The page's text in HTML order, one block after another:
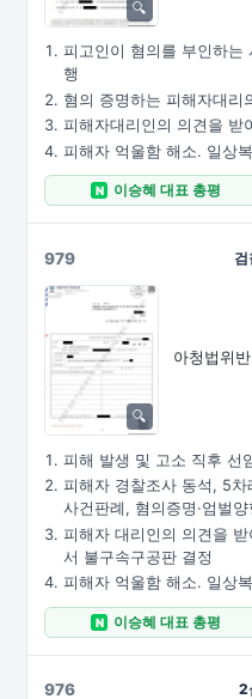
피고인이 혐의를 부인하는
행
혐의 증명하는 피해자대리
피해자대리인의 의견을 받
피해자 억울함 해소. 일상
N 이승혜 대표 총평
979
아청법위
검
피해 발생 및 고소 직후 선
피해자 경찰조사 동석, 5
사건판례, 혐의증명·엄벌
피해자 대리인의 의견을
서 불구속구공판 결정
피해자 억울함 해소. 일상
N 이승혜 대표 총평
976 2